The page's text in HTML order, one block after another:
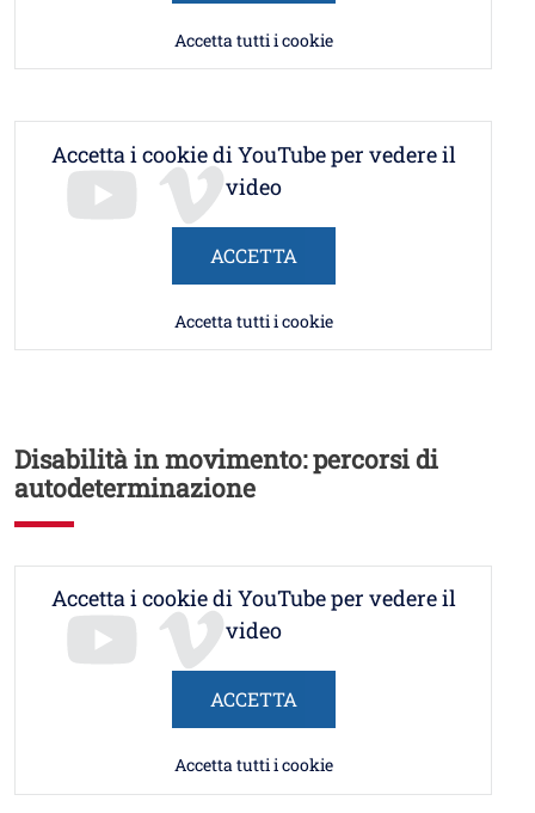
Accetta tutti i cookie
Accetta i cookie di YouTube per vedere il
video
ACCETTA
Accetta tutti i cookie
Disabilità in movimento: percorsi di
autodeterminazione
Accetta i cookie di YouTube per vedere il
video
ACCETTA
Accetta tutti i cookie